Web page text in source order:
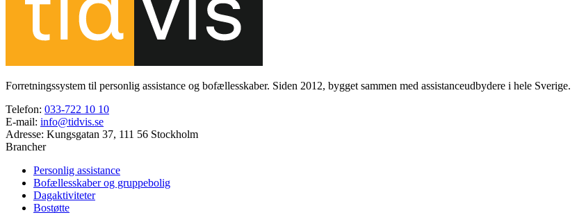
Forretningssystem til personlig assistance og bofællesskaber. Siden 2012, bygget sammen med assistanceudbydere i hele Sverige.
Telefon: 033-722 10 10
E-mail: info@tidvis.se
Adresse: Kungsgatan 37, 111 56 Stockholm
Brancher
Personlig assistance
Bofællesskaber og gruppebolig
Dagaktiviteter
Bostøtte